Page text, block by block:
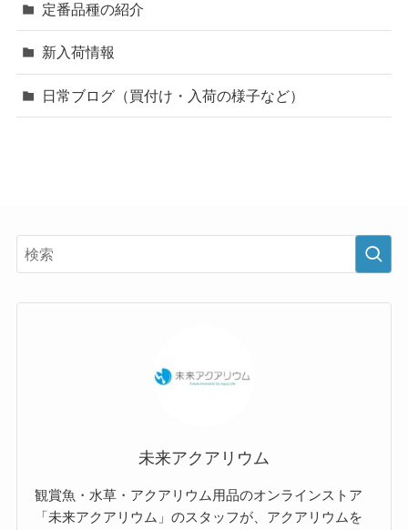
定番品種の紹介
新入荷情報
日常ブログ（買付け・入荷の様子など）
未来アクアリウム
観賞魚・水草・アクアリウム用品のオンラインストア
「未来アクアリウム」のスタッフが、アクアリウムを